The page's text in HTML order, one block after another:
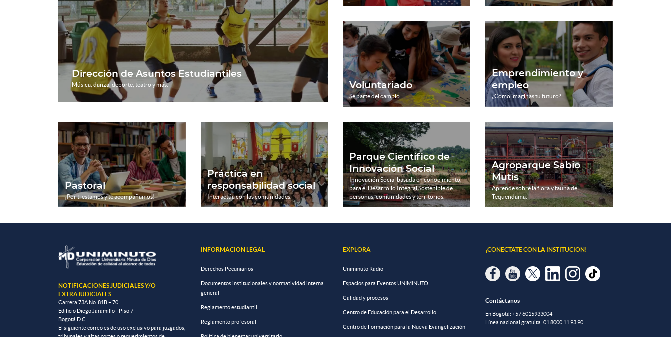
Dirección de Asuntos Estudiantiles
Música, danza, deporte, teatro y más. Voluntariado
Sé parte del cambio.
Emprendimiento y
empleo
¿Cómo imaginas tu futuro?
Pastoral
¡Por ti estamos y te acompañamos!
Práctica en
responsabilidad social
Interactúa con las comunidades.
Parque Científico de
Innovación Social
Innovación Social basada en conocimiento,
para el Desarrollo Integral Sostenible de
personas, comunidades y territorios.
Agroparque Sabio
Mutis
Aprende sobre la flora y fauna del
Tequendama.
NOTIFICACIONES JUDICIALES Y/O
EXTRAJUDICIALES
Carrera 73A No. 81B – 70.
Edificio Diego Jaramillo - Piso 7
Bogotá D.C.
El siguiente correo es de uso exclusivo para juzgados,
INFORMACIÓN LEGAL
Derechos Pecuniarios
Documentos institucionales y normatividad interna
general
Reglamento estudiantil
Reglamento profesoral
EXPLORA
Uniminuto Radio
Espacios para Eventos UNIMINUTO
Calidad y procesos
Centro de Educación para el Desarrollo
Centro de Formación para la Nueva Evangelización
¡CONÉCTATE CON LA INSTITUCIÓN!
Contáctanos
En Bogotá: +57 6015933004
Línea nacional gratuita: 01 8000 11 93 90